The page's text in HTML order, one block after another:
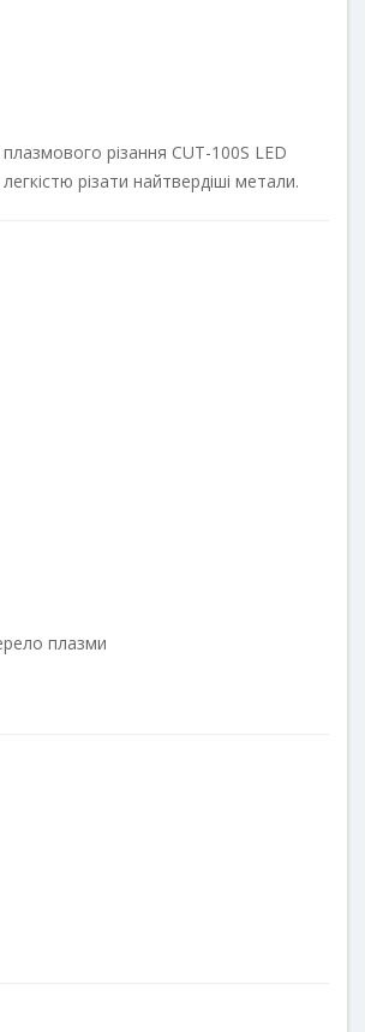
різання CUT-100S LED
різати найтвердіші метали.
плазми